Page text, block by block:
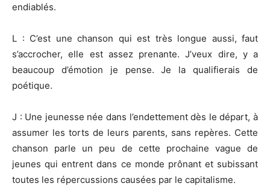
endiablés.
L : C’est une chanson qui est très longue aussi, faut
s’accrocher, elle est assez prenante. J’veux dire, y a
beaucoup d’émotion je pense. Je la qualifierais de
poétique.
J : Une jeunesse née dans l’endettement dès le départ, à
assumer les torts de leurs parents, sans repères. Cette
chanson parle un peu de cette prochaine vague de
jeunes qui entrent dans ce monde prônant et subissant
toutes les répercussions causées par le capitalisme.